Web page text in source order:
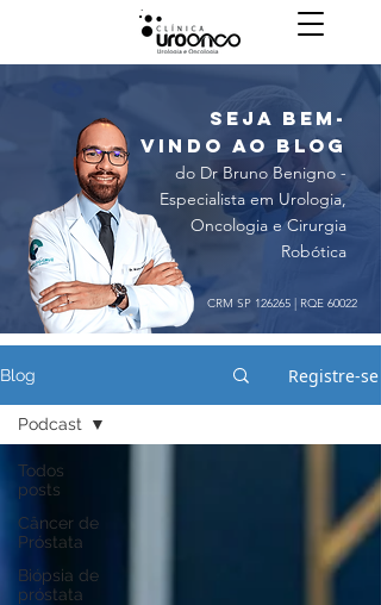
seja bem-
vindo ao blog
do Dr Bruno Benigno -
Especialista em Urologia,
Oncologia e Cirurgia
Robótica
CRM SP 126265 | RQE 60022
Blog Registre-se
Todos
posts
Câncer de
Próstata
Biópsia de
próstata
Podcast